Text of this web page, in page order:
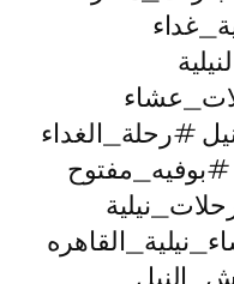
#رحلة_الغداء